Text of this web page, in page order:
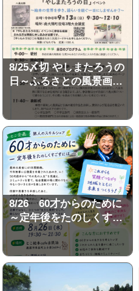
8/25〆切 やしまたろうの
日～ふるさとの風景画…
8/26 60才からのために
～定年後をたのしくす…